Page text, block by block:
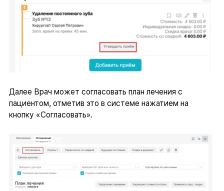
Далее Врач может согласовать план лечения с
пациентом, отметив это в системе нажатием на
кнопку «Согласовать».